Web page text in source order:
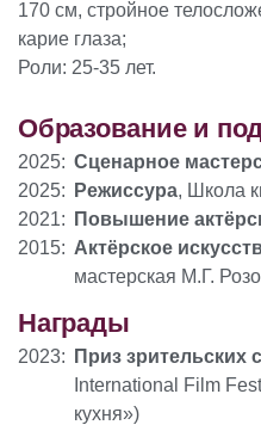
170 см, стройное
карие глаза;
Роли: 25-35 лет.
Образование и
2025: Сценарное
2025:
Режиссура, Школа
2021:
Повышение
2015: Актёрское
мастерская М.Г.
Награды
2023: Приз зрительских
International Film
кухня»)